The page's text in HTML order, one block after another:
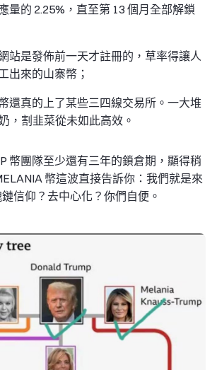
量的 2.25%，直至第 13 個月全部解鎖
站是發佈前一天才註冊的，草率得讓人
出來的山寨幣；
還真的上了某些三四線交易所。一大堆
，割韭菜從未如此高效。
幣團隊至少還有三年的鎖倉期，顯得稍
幣這波直接告訴你：我們就是來
信仰？去中心化？你們自便。